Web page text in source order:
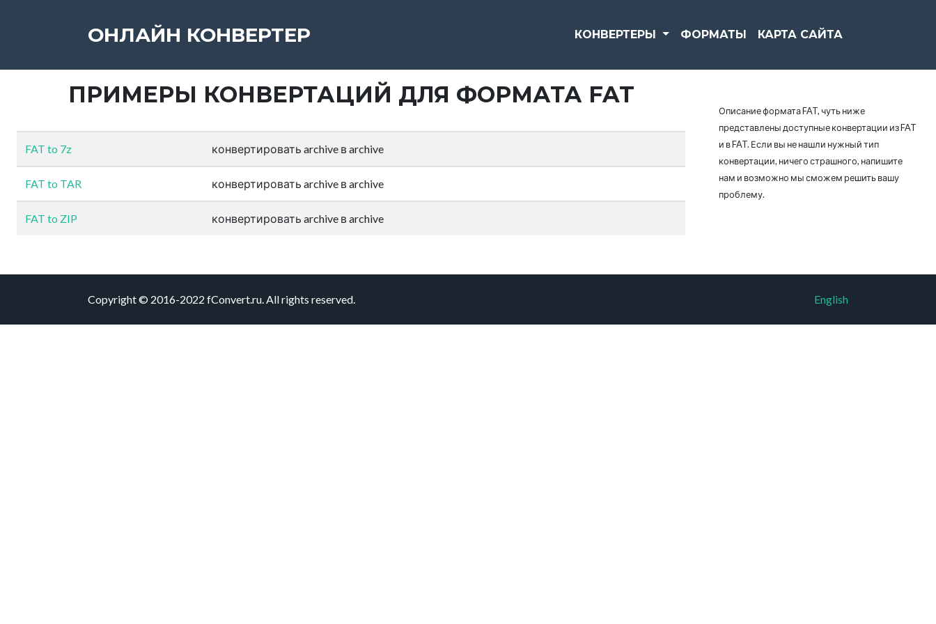
ОНЛАЙН КОНВЕРТЕР КОНВЕРТЕРЫ ФОРМАТЫ КАРТА САЙТА
ПРИМЕРЫ КОНВЕРТАЦИЙ ДЛЯ ФОРМАТА FAT
FAT to 7z конвертировать archive в archive
FAT to TAR конвертировать archive в archive
FAT to ZIP конвертировать archive в archive
Описание формата FAT, чуть ниже
представлены доступные конвертации из FAT
и в FAT. Если вы не нашли нужный тип
конвертации, ничего страшного, напишите
нам и возможно мы сможем решить вашу
проблему.
Copyright © 2016-2022 fConvert.ru. All rights reserved. English